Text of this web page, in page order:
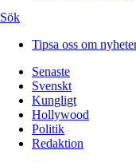
Sök
Tipsa oss om
Senaste
Svenskt
Kungligt
Hollywood
Politik
Redaktion